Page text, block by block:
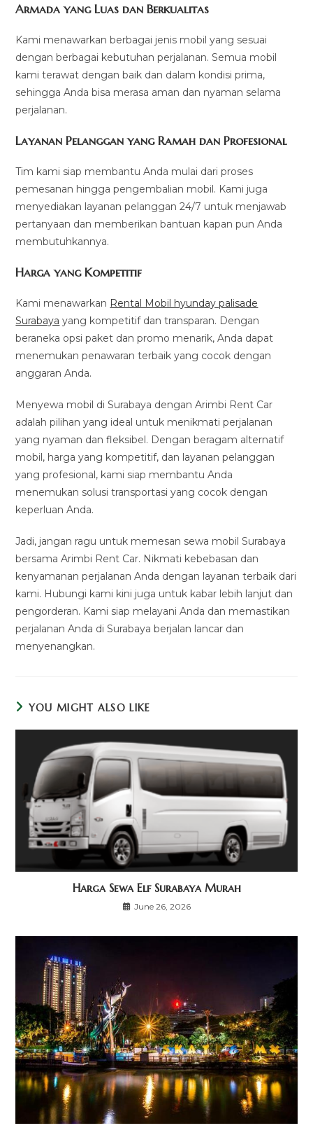
Armada yang Luas dan Berkualitas
Kami menawarkan berbagai jenis mobil yang sesuai
dengan berbagai kebutuhan perjalanan. Semua mobil
kami terawat dengan baik dan dalam kondisi prima,
sehingga Anda bisa merasa aman dan nyaman selama
perjalanan.
Layanan Pelanggan yang Ramah dan Profesional
Tim kami siap membantu Anda mulai dari proses
pemesanan hingga pengembalian mobil. Kami juga
menyediakan layanan pelanggan 24/7 untuk menjawab
pertanyaan dan memberikan bantuan kapan pun Anda
membutuhkannya.
Harga yang Kompetitif
Kami menawarkan Rental Mobil hyunday palisade
Surabaya yang kompetitif dan transparan. Dengan
beraneka opsi paket dan promo menarik, Anda dapat
menemukan penawaran terbaik yang cocok dengan
anggaran Anda.
Menyewa mobil di Surabaya dengan Arimbi Rent Car
adalah pilihan yang ideal untuk menikmati perjalanan
yang nyaman dan fleksibel. Dengan beragam alternatif
mobil, harga yang kompetitif, dan layanan pelanggan
yang profesional, kami siap membantu Anda
menemukan solusi transportasi yang cocok dengan
keperluan Anda.
Jadi, jangan ragu untuk memesan sewa mobil Surabaya
bersama Arimbi Rent Car. Nikmati kebebasan dan
kenyamanan perjalanan Anda dengan layanan terbaik dari
kami. Hubungi kami kini juga untuk kabar lebih lanjut dan
pengorderan. Kami siap melayani Anda dan memastikan
perjalanan Anda di Surabaya berjalan lancar dan
menyenangkan.
YOU MIGHT ALSO LIKE
Harga Sewa Elf Surabaya Murah
June 26, 2026